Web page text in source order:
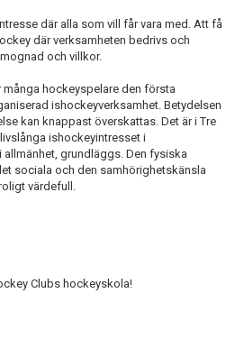
där alla som vill får vara med. Att få
där verksamheten bedrivs och
och villkor.
hockeyspelare den första
ishockeyverksamhet. Betydelsen
kan knappast överskattas. Det är i Tre
ishockeyintresset i
grundläggs. Den fysiska
sociala och den samhörighetskänsla
värdefull.
Clubs hockeyskola!